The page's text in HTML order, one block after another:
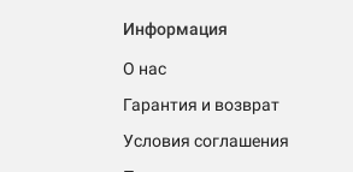
Информация
О нас
Гарантия и возврат
Условия соглашения